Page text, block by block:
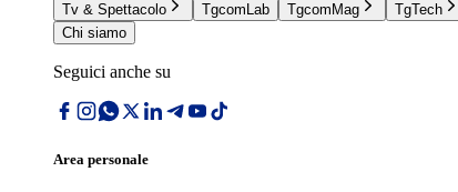
Tv & Spettacolo
TgcomLab TgcomMag TgTech
Chi siamo
Seguici anche su
Area personale